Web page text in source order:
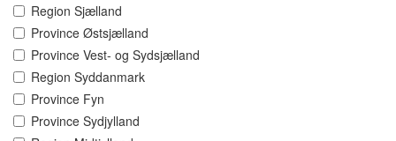
Region Sjælland
Province Østsjælland
Province Vest- og Sydsjælland
Region Syddanmark
Province Fyn
Province Sydjylland